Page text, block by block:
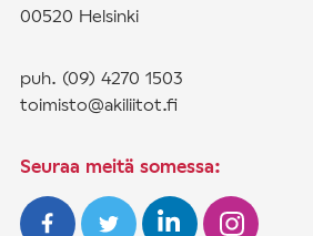
00520 Helsinki
puh. (09) 4270 1503
toimisto@akiliitot.fi
Seuraa meitä somessa: